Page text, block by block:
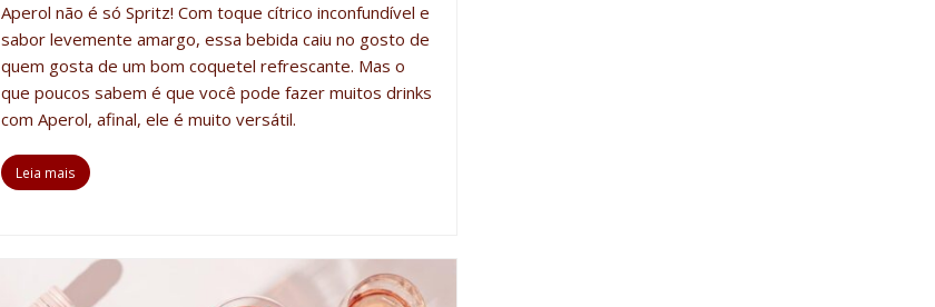
Aperol não é só Spritz! Com toque cítrico inconfundível e
sabor levemente amargo, essa bebida caiu no gosto de
quem gosta de um bom coquetel refrescante. Mas o
que poucos sabem é que você pode fazer muitosdrinks
com Aperol, afinal, ele é muito versátil.
Leia mais